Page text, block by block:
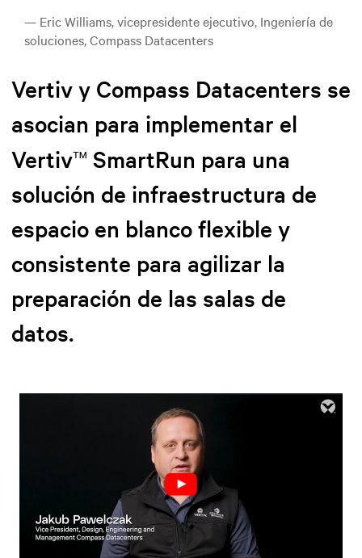
— Eric Williams, vicepresidente ejecutivo, Ingeniería de
soluciones, Compass Datacenters
Vertiv y Compass Datacenters se
asocian para implementar el
Vertiv™ SmartRun para una
solución de infraestructura de
espacio en blanco flexible y
consistente para agilizar la
preparación de las salas de
datos.